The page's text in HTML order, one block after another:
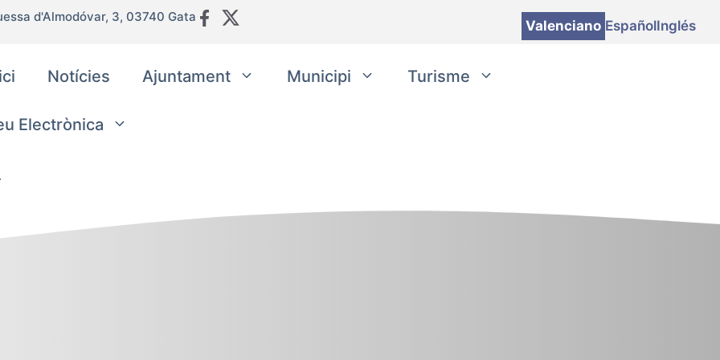
d'Almodóvar, 3, 03740 Gata
Valenciano EspañolInglés
Notícies Ajuntament Municipi Turisme
Electrònica